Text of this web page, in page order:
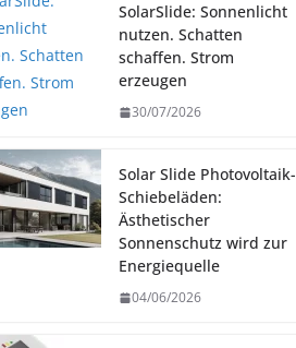
SolarSlide: Sonnenlicht
nutzen. Schatten
schaffen. Strom
erzeugen
30/07/2026
Solar Slide Photovoltaik-
Schiebeläden:
Ästhetischer
Sonnenschutz wird zur
Energiequelle
04/06/2026